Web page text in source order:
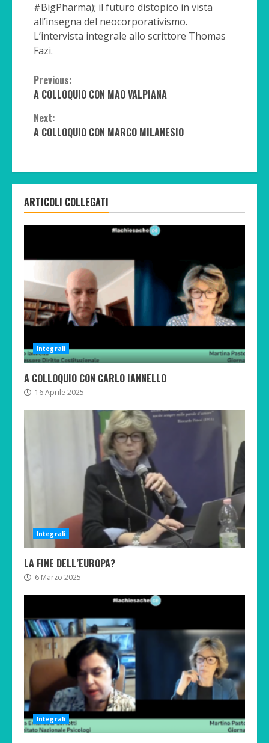
#BigPharma); il futuro distopico in vista
all’insegna del neocorporativismo.
L’intervista integrale allo scrittore Thomas
Fazi.
Continue
Reading
Previous:
A COLLOQUIO CON MAO VALPIANA
Next:
A COLLOQUIO CON MARCO MILANESIO
ARTICOLI COLLEGATI
Integrali
A COLLOQUIO CON CARLO IANNELLO
16 Aprile 2025
Integrali
LA FINE DELL’EUROPA?
6 Marzo 2025
Integrali